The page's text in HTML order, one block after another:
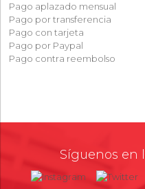
Pago aplazado mensual
Pago por transferencia
Pago con tarjeta
Pago por Paypal
Pago contra reembolso
Síguenos en